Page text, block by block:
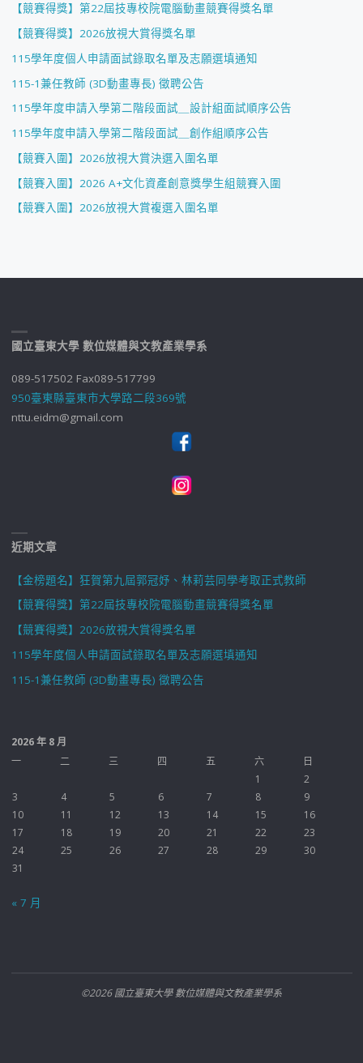
【競賽得獎】第22屆技專校院電腦動畫競賽得獎名單
【競賽得獎】2026放視大賞得獎名單
115學年度個人申請面試錄取名單及志願選填通知
115-1兼任教師 (3D動畫專長) 徵聘公告
115學年度申請入學第二階段面試＿設計組面試順序公告
115學年度申請入學第二階段面試＿創作組順序公告
【競賽入圍】2026放視大賞決選入圍名單
【競賽入圍】2026 A+文化資產創意獎學生組競賽入圍
【競賽入圍】2026放視大賞複選入圍名單
國立臺東大學 數位媒體與文教產業學系
089-517502 Fax089-517799
950臺東縣臺東市大學路二段369號
nttu.eidm@gmail.com
近期文章
【金榜題名】狂賀第九屆郭冠妤、林莉芸同學考取正式教師
【競賽得獎】第22屆技專校院電腦動畫競賽得獎名單
【競賽得獎】2026放視大賞得獎名單
115學年度個人申請面試錄取名單及志願選填通知
115-1兼任教師 (3D動畫專長) 徵聘公告
2026 年 8 月
一
二 三 四 五 六
日
1
2
3
4 5 6 7 8
9
10
11 12 13 14 15
16
17
18 19 20 21 22
23
24
25 26 27 28 29
30
31
« 7 月
©2026 國立臺東大學 數位媒體與文教產業學系